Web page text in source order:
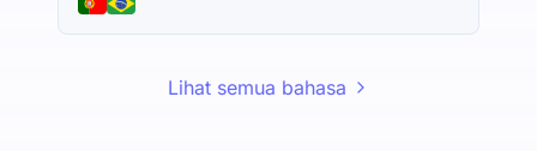
Lihat semua bahasa